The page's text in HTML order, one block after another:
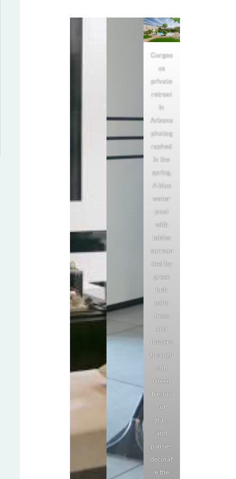
Gorgeo
us
private
retreat
in
Arizona
photog
raphed
in the
spring.
A blue
water
pool
with
tables
surroun
ded by
green
lush
palm
trees
and
flowers
thorugh
out.
Green
freshly
cut
grass
and
pansies
decorat
e the